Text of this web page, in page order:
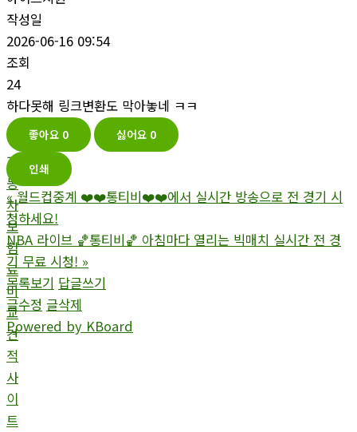
작성일
2026-06-16 09:54
조회
24
하다못해 링크변환도 막아놓네 ㅋㅋ
자
동
차
보
험
료
비
교
견
적
사
이
트
좋아요 0 싫어요 0
인쇄
« 월드컵중계 ❤️❤️통티비❤️❤️에서 실시간 방송으로 전 경기 시
청하세요!
NBA 라이브 🏀통티비🏀 아침마다 열리는 빅매치 실시간 전 경
기 무료 시청! »
목록보기 답글쓰기
글수정 글삭제
Powered by KBoard